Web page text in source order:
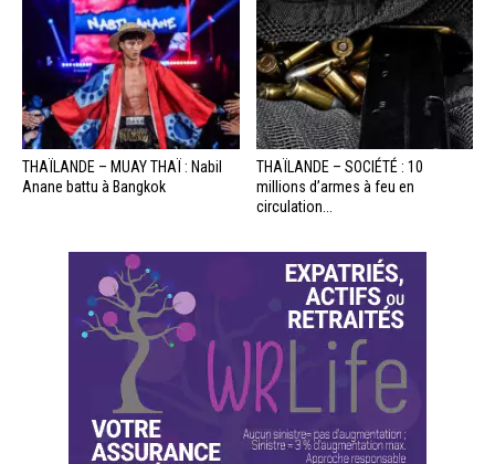
THAÏLANDE – MUAY THAÏ : Nabil
Anane battu à Bangkok
THAÏLANDE – SOCIÉTÉ : 10
millions d’armes à feu en
circulation...